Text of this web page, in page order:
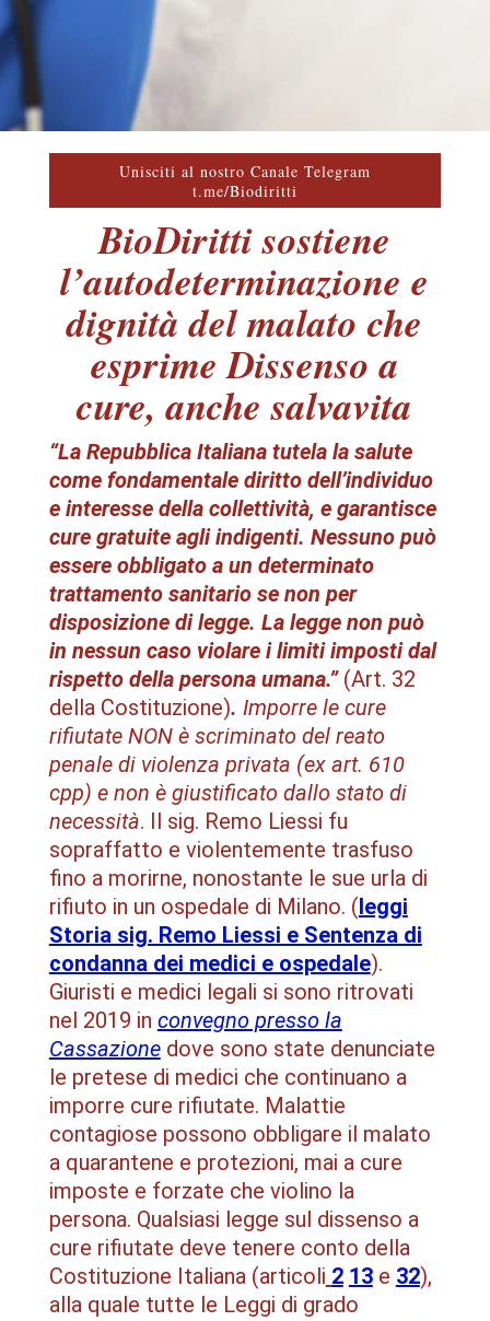
Unisciti al nostro Canale Telegram
t.me/Biodiritti
BioDirittisostiene
l’autodeterminazione e
dignità del malato che
esprimeDissenso a
cure, anche salvavita
“La Repubblica Italiana tutela la salute
come fondamentale diritto dell’individuo
e interesse della collettività, e garantisce
cure gratuite agli indigenti. Nessuno può
essere obbligato a un determinato
trattamento sanitario se non per
disposizione di legge. La legge non può
in nessun caso violare i limiti imposti dal
rispetto della persona umana.”(Art. 32
della Costituzione). Imporre le cure
rifiutate NON è scriminato del reato
penale di violenza privata (ex art. 610
cpp) e non è giustificato dallo stato di
necessità. Il sig. Remo Liessi fu
sopraffatto e violentemente trasfuso
fino a morirne, nonostante le sue urla di
rifiuto in un ospedale di Milano. (leggi
Storia sig. Remo Liessi e Sentenza di
condanna dei medici e ospedale).
Giuristi e medici legali si sono ritrovati
nel 2019 in convegno presso la
Cassazionedove sono state denunciate
le pretese di medici che continuano a
imporre cure rifiutate. Malattie
contagiose possono obbligare il malato
a quarantene e protezioni, mai a cure
imposte e forzate che violino la
persona. Qualsiasi legge sul dissenso a
cure rifiutate deve tenere conto della
Costituzione Italiana (articoli 2 13e 32),
alla quale tutte le Leggi di grado